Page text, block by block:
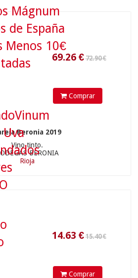
Comprar
Beronia 2019
Vino tinto.
BERONIA
Rioja
15.40 €
Comprar
Mágnum
de España
Menos 10€
Uva